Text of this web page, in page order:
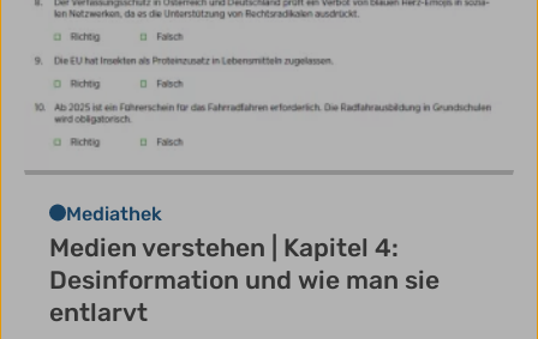
Mediathek
Medien verstehen | Kapitel 4:
Desinformation und wie man sie
entlarvt